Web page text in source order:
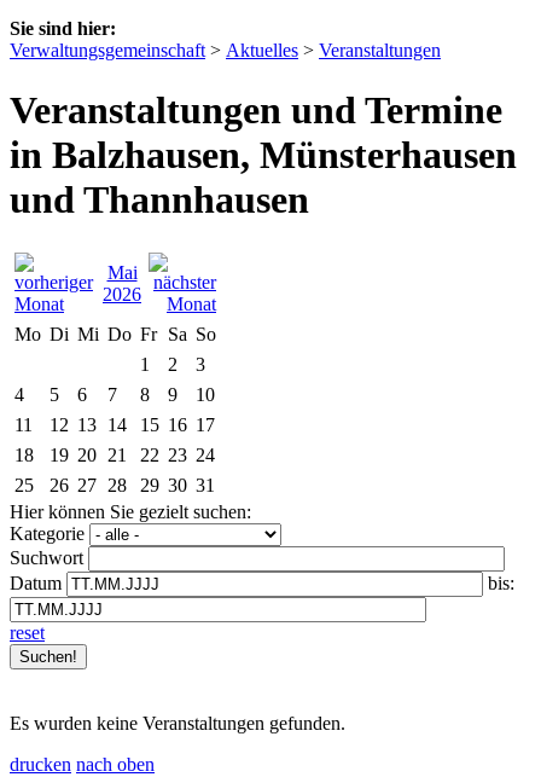
Sie sind hier:
Verwaltungsgemeinschaft > Aktuelles > Veranstaltungen
Veranstaltungen und Termine
in Balzhausen, Münsterhausen
und Thannhausen
Mai
2026
Mo Di Mi Do Fr Sa So
1
2
3
4
5 6 7 8 9
10
11
12 13 14 15 16 17
18
19 20 21 22 23 24
25
26 27 28 29 30 31
Hier können Sie gezielt suchen:
Kategorie
Suchwort
Datum
bis:
reset
Es wurden keine Veranstaltungen gefunden.
drucken nach oben